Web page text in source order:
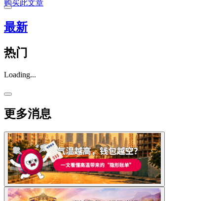
购买此文章
最新
热门
Loading...
更多消息